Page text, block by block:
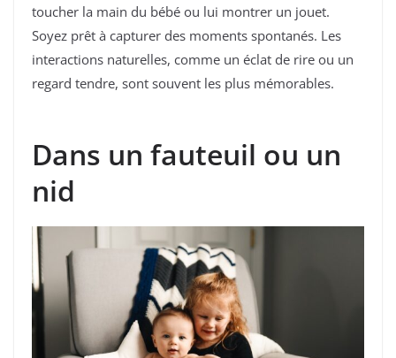
toucher la main du bébé ou lui montrer un jouet.
Soyez prêt à capturer des moments spontanés. Les
interactions naturelles, comme un éclat de rire ou un
regard tendre, sont souvent les plus mémorables.
Dans un fauteuil ou un
nid